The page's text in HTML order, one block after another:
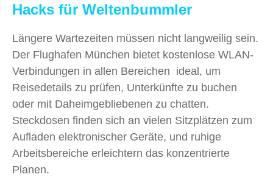
Hacks für Weltenbummler
Längere Wartezeiten müssen nicht langweilig sein.
Der Flughafen München bietet kostenlose WLAN-
Verbindungen in allen Bereichen ideal, um
Reisedetails zu prüfen, Unterkünfte zu buchen
oder mit Daheimgebliebenen zu chatten.
Steckdosen finden sich an vielen Sitzplätzen zum
Aufladen elektronischer Geräte, und ruhige
Arbeitsbereiche erleichtern das konzentrierte
Planen.